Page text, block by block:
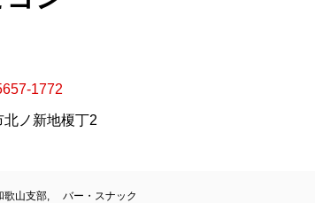
1772
北ノ新地榎丁2
山支部, バー・スナック